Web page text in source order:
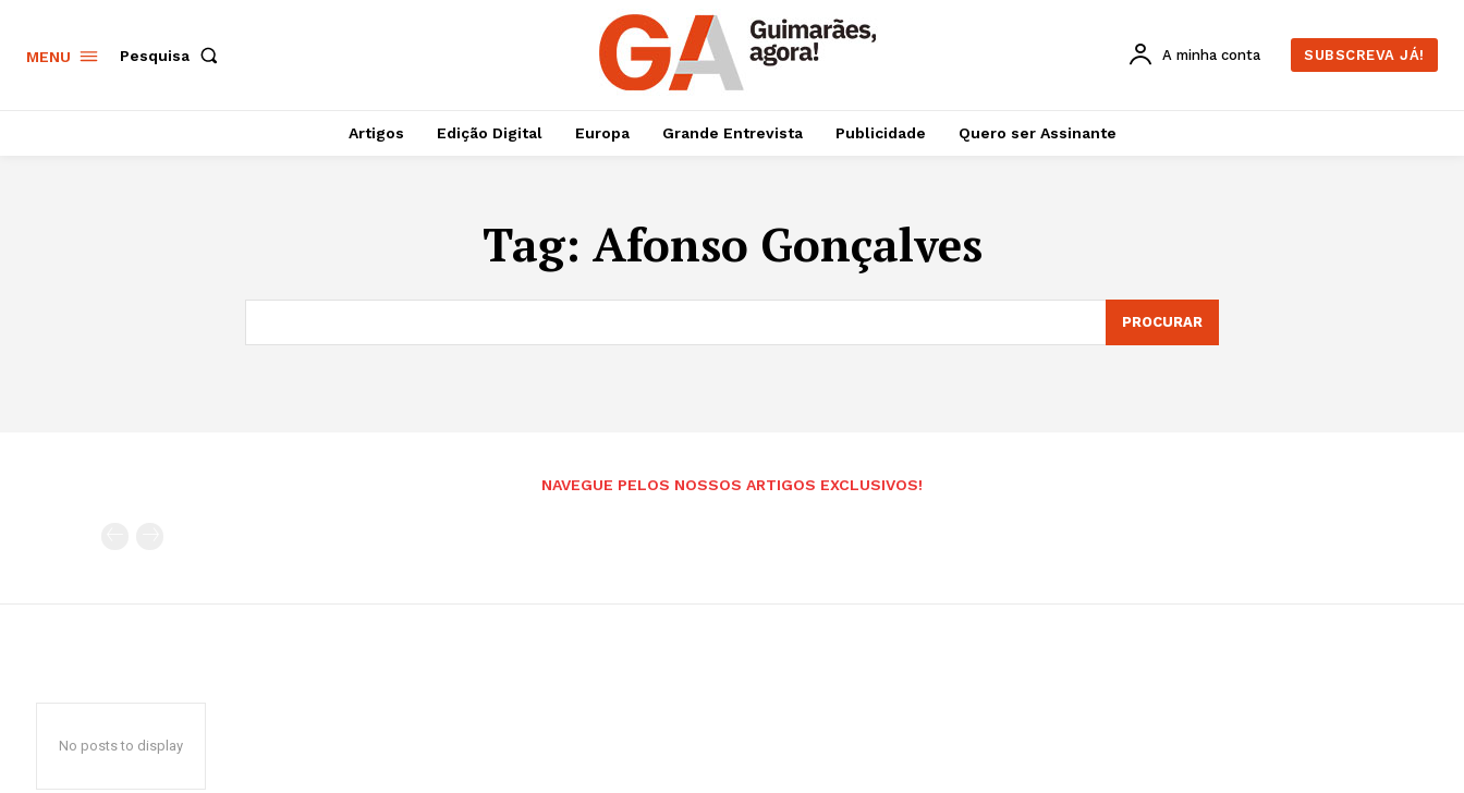
MENU Pesquisa A minha conta SUBSCREVA JÁ!
Artigos Edição Digital Europa Grande Entrevista Publicidade Quero ser Assinante
Tag: Afonso Gonçalves
PROCURAR
NAVEGUE PELOS NOSSOS ARTIGOS EXCLUSIVOS!
No posts to display